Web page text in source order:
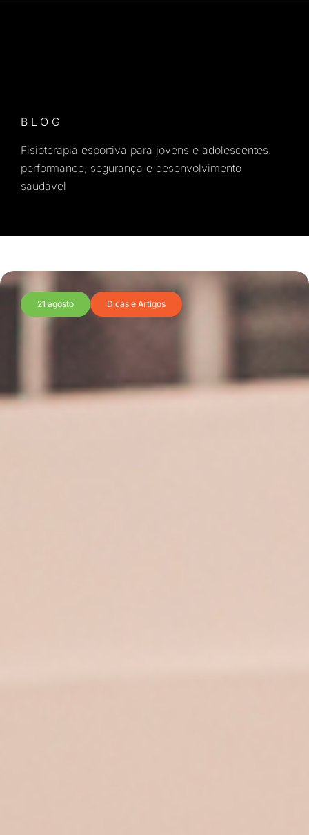
BLOG
Fisioterapia esportiva para jovens e adolescentes:
performance, segurança e desenvolvimento
saudável
21 agosto Dicas e Artigos